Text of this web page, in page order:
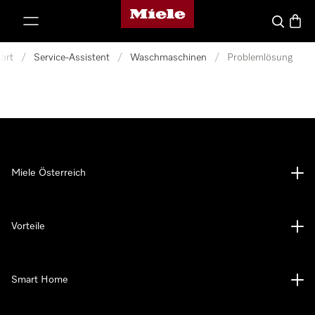
Miele-Homepage
Suche
/ Service-Assistent / Waschmaschinen / Problemlösung
Miele Österreich
Vorteile
Smart Home